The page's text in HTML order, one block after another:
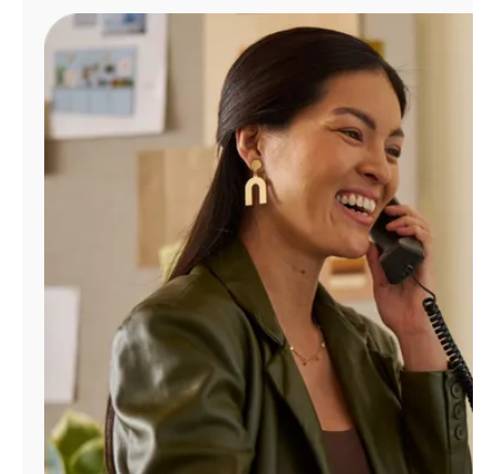
Administrar
cuenta
Encuentra
tienda